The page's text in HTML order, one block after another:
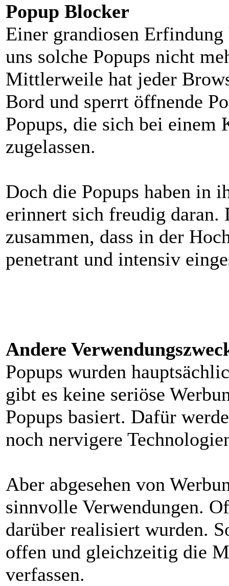
Popup Blocker
Einer grandiosen Erfindung
uns solche Popups nicht
Mittlerweile hat jeder
Bord und sperrt öffnende
Popups, die sich bei
zugelassen.
Doch die Popups haben in
erinnert sich freudig
zusammen, dass in der
penetrant und intensiv
Andere
Popups wurden
gibt es keine seriöse
Popups basiert. Dafür
noch nervigere
Aber abgesehen von
sinnvolle Verwendungen.
darüber realisiert wurden.
offen und gleichzeitig die
verfassen.